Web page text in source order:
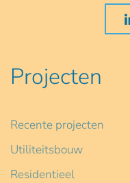
Projecten
Recente projecten
Utiliteitsbouw
Residentieel